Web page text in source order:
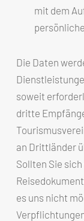
mit dem
Die Daten
soweit
dritte
an Drittländer
Sollten Sie
es uns nicht